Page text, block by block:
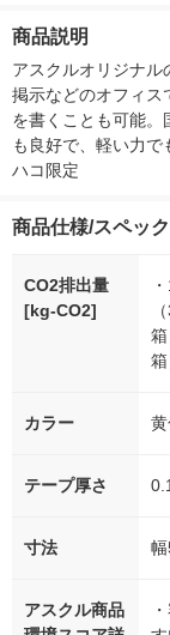
シ） オリジナル
商品説明
アスクルオリジナ
掲示などのオフィス
を書くことも可能。
も良好で、軽い力
ハコ限定
商品仕様/スペック
CO2排出量
[kg-CO2]
カラー
テープ厚さ
寸法
アスクル商品